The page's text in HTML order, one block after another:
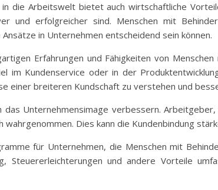
die Arbeitswelt bietet auch wirtschaftliche
und erfolgreicher sind. Menschen mit
in Unternehmen entscheidend sein können.
Erfahrungen und Fähigkeiten von
im Kundenservice oder in der
einer breiteren Kundschaft zu verstehen und
Unternehmensimage verbessern.
Dies kann die Kundenbindung
für Unternehmen, die Menschen mit
Steuererleichterungen und andere Vorteile